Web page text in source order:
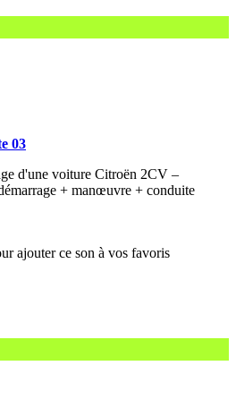
03
d'une voiture Citroën 2CV –
+ manœuvre + conduite